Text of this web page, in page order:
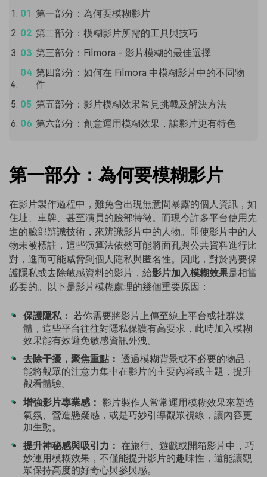
第一部分：為何要模糊影片
第二部分：模糊影片所需的工具與技巧
第三部分：Filmora - 影片模糊的最佳選擇
第四部分：如何在 Filmora 中模糊影片中的不同物
件
第五部分：影片模糊效果常見挑戰及解決方法
第六部分：創意運用模糊效果，讓影片更有特色
第一部分：為何要模糊影片
在影片製作過程中，難免會出現無意間暴露的個人資訊，如
住址、車牌、甚至演員的臉部特徵。而現今許多平台使用先
進的臉部辨識技術，來辨識影片中的人物。即使影片中的人
物未被標註，這些演算法依然可能將面孔與公共資料進行比
對，進而可能威脅到個人隱私與匿名性。因此，對於需要保
護隱私或去除敏感資料的影片，給影片加入模糊效果是相當
必要的。以下是影片模糊處理的幾個重要原因：
保護隱私： 若你需要將影片上傳至線上平台或社群媒
體，這些平台往往對隱私保護有高要求，此時加入模糊
效果能有效避免敏感資訊外洩。
去除干擾，聚焦重點： 透過模糊背景或不必要的物品，
能將觀眾的注意力集中在影片的主要內容或主題，提升
觀看體驗。
增強影片專業感： 影片製作人常常運用模糊效果來塑造
氣氛、營造懸疑感，或是巧妙引導觀眾視線，讓內容更
加生動。
提升神秘感與吸引力： 在旅行、遊戲或開箱影片中，巧
妙運用模糊效果，不僅能提升影片的趣味性，還能讓觀
眾保持高度的好奇心與參與感。